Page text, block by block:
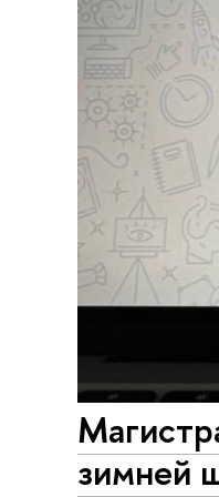
зимней